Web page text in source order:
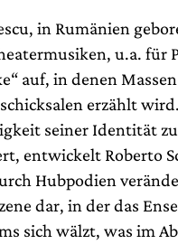
in Rumänien
u.a. für
auf, in denen
erzählt
seiner Identität
entwickelt Roberto
Hubpodien
dar, in der das
sich wälzt, was im